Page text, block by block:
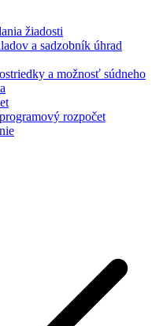
žiadosti
a sadzobník úhrad
a možnosť súdneho
rozpočet